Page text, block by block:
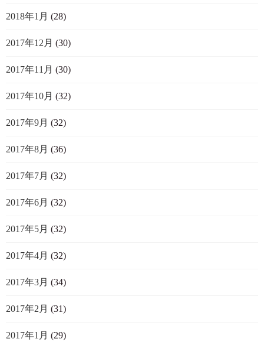
2018年1月 (28)
2017年12月 (30)
2017年11月 (30)
2017年10月 (32)
2017年9月 (32)
2017年8月 (36)
2017年7月 (32)
2017年6月 (32)
2017年5月 (32)
2017年4月 (32)
2017年3月 (34)
2017年2月 (31)
2017年1月 (29)